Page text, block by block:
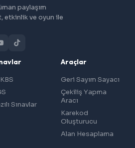
paylaşım
etkinlik ve oyun ile
Sınavlar
Araçlar
Geri Sayım Sayacı
Çekiliş Yapma
Aracı
Karekod
Oluşturucu
Alan Hesaplama